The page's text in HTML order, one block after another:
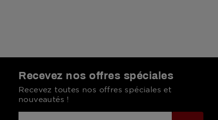
Recevez nos offres spéciales
Recevez toutes nos offres spéciales et
nouveautés !